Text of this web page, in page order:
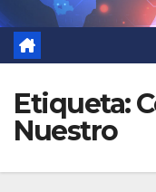
Etiqueta:
Nuestro